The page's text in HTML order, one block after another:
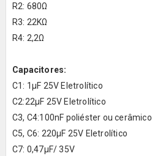
R2: 680Ω
R3: 22KΩ
R4: 2,2Ω
Capacitores:
C1: 1µF 25V Eletrolítico
C2:22µF 25V Eletrolítico
C3, C4:100nF poliéster ou cerâmico
C5, C6: 220µF 25V Eletrolítico
C7: 0,47µF/ 35V